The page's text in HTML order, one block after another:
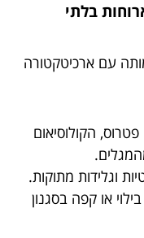
בלתי
עם ארכיטקטורה
הקולוסיאום
וגלידות מתוקות.
או קפה בסגנון